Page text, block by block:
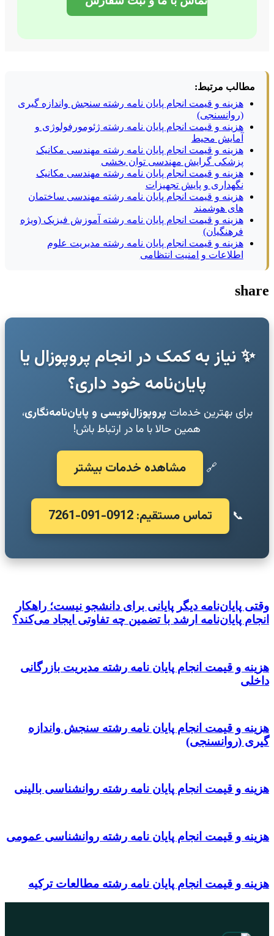
مطالب مرتبط:
هزینه و قیمت انجام پایان نامه رشته سنجش واندازه گیری
(روانسنجی)
هزینه و قیمت انجام پایان نامه رشته ژئومورفولوژی و
آمایش محیط
هزینه و قیمت انجام پایان نامه رشته مهندسی مکانیک
پزشکی گرایش مهندسی توان بخشی
هزینه و قیمت انجام پایان نامه رشته مهندسی مکانیک
نگهداری و پایش تجهیزات
هزینه و قیمت انجام پایان نامه رشته مهندسی ساختمان
های هوشمند
هزینه و قیمت انجام پایان نامه رشته آموزش فیزیک (ویژه
فرهنگیان)
هزینه و قیمت انجام پایان نامه رشته مدیریت علوم
اطلاعات و امنیت انتظامی
share
✨ نیاز به کمک در انجام پروپوزال یا
پایان‌نامه خود داری؟
برای بهترین خدمات پروپوزال‌نویسی و پایان‌نامه‌نگاری،
همین حالا با ما در ارتباط باش!
🔗 مشاهده خدمات بیشتر
📞 تماس مستقیم: 0912-091-7261
وقتی پایان‌نامه دیگر پایانی برای دانشجو نیست؛ راهکار
انجام پایان‌نامه ارشد با تضمین چه تفاوتی ایجاد می‌کند؟
هزینه و قیمت انجام پایان نامه رشته مدیریت بازرگانی
داخلی
هزینه و قیمت انجام پایان نامه رشته سنجش واندازه
گیری (روانسنجی)
هزینه و قیمت انجام پایان نامه رشته روانشناسی بالینی
هزینه و قیمت انجام پایان نامه رشته روانشناسی عمومی
هزینه و قیمت انجام پایان نامه رشته مطالعات ترکیه